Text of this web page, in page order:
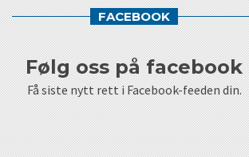
FACEBOOK
følg oss på facebook
Få siste nytt rett i Facebook-feeden din.